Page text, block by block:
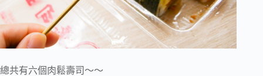
總共有六個肉鬆壽司～～